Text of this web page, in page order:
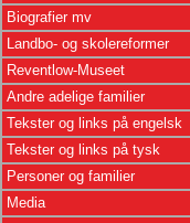
Biografier mv
Landbo- og skolereformer
Reventlow-Museet
Andre adelige familier
Tekster og links på engelsk
Tekster og links på tysk
Personer og familier
Media